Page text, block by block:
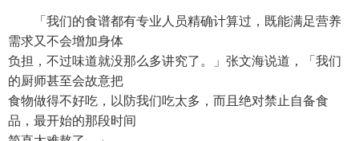
「我们的食谱都有专业人员精确计算过，既能满足营养
需求又不会增加身体
负担，不过味道就没那么多讲究了。」张文海说道，「我们
的厨师甚至会故意把
食物做得不好吃，以防我们吃太多，而且绝对禁止自备食
品，最开始的那段时间